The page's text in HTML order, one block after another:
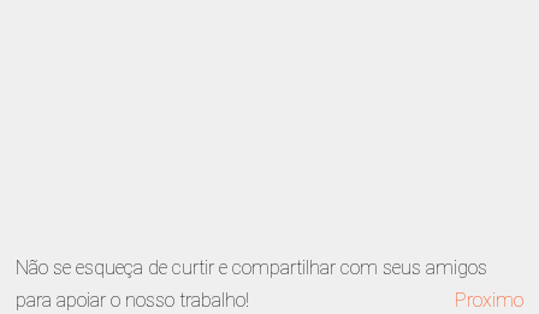
Não se esqueça de curtir e compartilhar com seus amigos
para apoiar o nosso trabalho!
Proximo